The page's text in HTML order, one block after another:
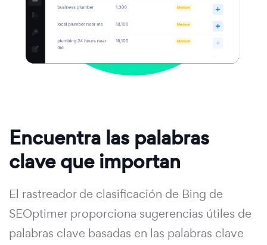
Encuentra las palabras
clave que importan
El rastreador de clasificación de Bing de
SEOptimer proporciona sugerencias útiles de
palabras clave basadas en las palabras clave